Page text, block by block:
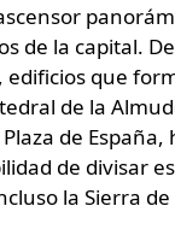
de la capital.
que
de la
de
de divisar
la Sierra